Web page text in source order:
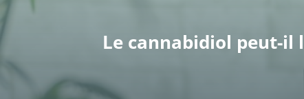
Le cannabidiol peut-il